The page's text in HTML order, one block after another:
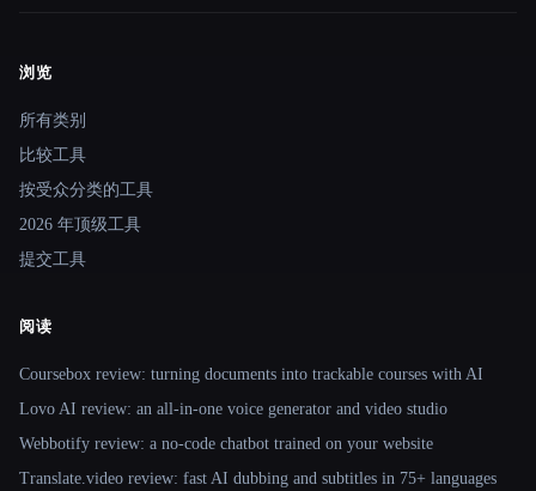
Site navigation
浏览
所有类别
比较工具
按受众分类的工具
2026 年顶级工具
提交工具
阅读
Coursebox review: turning documents into trackable courses with AI
Lovo AI review: an all-in-one voice generator and video studio
Webbotify review: a no-code chatbot trained on your website
Translate.video review: fast AI dubbing and subtitles in 75+ languages